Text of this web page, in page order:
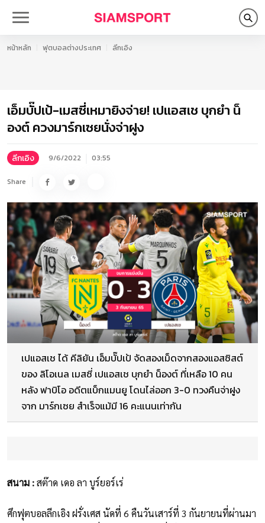
หน้าหลัก ฟุตบอลต่างประเทศ ลีกเอิง
เอ็มบั๊ปเป้-เมสซี่เหมายิงจ่าย! เปแอสเช บุกยำ น็
องต์ ควงมาร์กเซยนั่งจ่าฝูง
ลีกเอิง 9/6/2022 03:55
Share
เปแอสเช ได้ คีลิยัน เอ็มบั๊ปเป้ จัดสองเม็ดจากสองแอสซิสต์
ของ ลิโอเนล เมสซี่ เปแอสเช บุกยำ น็องต์ ที่เหลือ 10 คน
หลัง ฟาบิโอ อดีตแบ็กแมนยู โดนไล่ออก 3-0 ทวงคืนจ่าฝูง
จาก มาร์กเซย สำเร็จแม้มี 16 คะแนนเท่ากัน
สนาม :สต๊าด เดอ ลา บูร์ยอร์เร่
ศึกฟุตบอลลีกเอิง ฝรั่งเศส นัดที่ 6 คืนวันเสาร์ที่ 3 กันยายนที่ผ่านมา